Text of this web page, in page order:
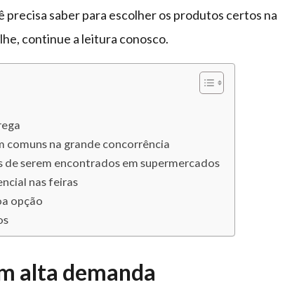
precisa saber para escolher os produtos certos na
continue a leitura conosco.
comuns na grande concorrência
serem encontrados em supermercados
nas feiras
opção
alta demanda